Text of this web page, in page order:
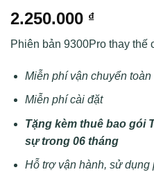
2.250.000 ₫
Phiên bản 9300Pro thay thế
Miễn phí vận chuyển toàn
Miễn phí cài đặt
Tặng kèm thuê bao gói
sự trong 06 tháng
Hỗ trợ vận hành, sử dụng